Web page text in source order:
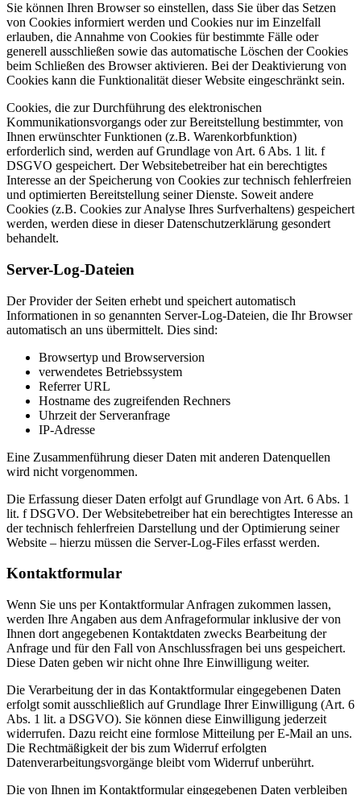
Sie können Ihren Browser so einstellen, dass Sie über das Setzen
von Cookies informiert werden und Cookies nur im Einzelfall
erlauben, die Annahme von Cookies für bestimmte Fälle oder
generell ausschließen sowie das automatische Löschen der Cookies
beim Schließen des Browser aktivieren. Bei der Deaktivierung von
Cookies kann die Funktionalität dieser Website eingeschränkt sein.
Cookies, die zur Durchführung des elektronischen
Kommunikationsvorgangs oder zur Bereitstellung bestimmter, von
Ihnen erwünschter Funktionen (z.B. Warenkorbfunktion)
erforderlich sind, werden auf Grundlage von Art. 6 Abs. 1 lit. f
DSGVO gespeichert. Der Websitebetreiber hat ein berechtigtes
Interesse an der Speicherung von Cookies zur technisch fehlerfreien
und optimierten Bereitstellung seiner Dienste. Soweit andere
Cookies (z.B. Cookies zur Analyse Ihres Surfverhaltens) gespeichert
werden, werden diese in dieser Datenschutzerklärung gesondert
behandelt.
Server-Log-Dateien
Der Provider der Seiten erhebt und speichert automatisch
Informationen in so genannten Server-Log-Dateien, die Ihr Browser
automatisch an uns übermittelt. Dies sind:
Browsertyp und Browserversion
verwendetes Betriebssystem
Referrer URL
Hostname des zugreifenden Rechners
Uhrzeit der Serveranfrage
IP-Adresse
Eine Zusammenführung dieser Daten mit anderen Datenquellen
wird nicht vorgenommen.
Die Erfassung dieser Daten erfolgt auf Grundlage von Art. 6 Abs. 1
lit. f DSGVO. Der Websitebetreiber hat ein berechtigtes Interesse an
der technisch fehlerfreien Darstellung und der Optimierung seiner
Website – hierzu müssen die Server-Log-Files erfasst werden.
Kontaktformular
Wenn Sie uns per Kontaktformular Anfragen zukommen lassen,
werden Ihre Angaben aus dem Anfrageformular inklusive der von
Ihnen dort angegebenen Kontaktdaten zwecks Bearbeitung der
Anfrage und für den Fall von Anschlussfragen bei uns gespeichert.
Diese Daten geben wir nicht ohne Ihre Einwilligung weiter.
Die Verarbeitung der in das Kontaktformular eingegebenen Daten
erfolgt somit ausschließlich auf Grundlage Ihrer Einwilligung (Art. 6
Abs. 1 lit. a DSGVO). Sie können diese Einwilligung jederzeit
widerrufen. Dazu reicht eine formlose Mitteilung per E-Mail an uns.
Die Rechtmäßigkeit der bis zum Widerruf erfolgten
Datenverarbeitungsvorgänge bleibt vom Widerruf unberührt.
Die von Ihnen im Kontaktformular eingegebenen Daten verbleiben